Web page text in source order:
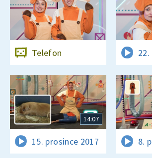
Telefon
14:07
15. prosince 2017 8.